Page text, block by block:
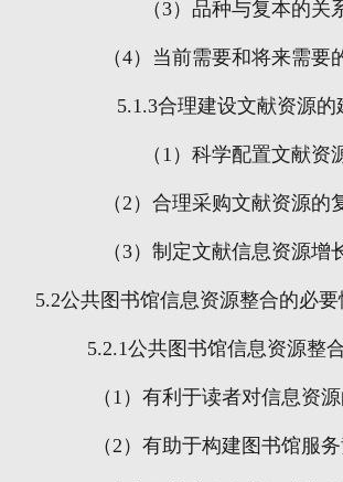
（3）品种与复本的关
（4）当前需要和将来需要
5.1.3合理建设文献资源的
（ 1 ）科学配置文献资
（2 ）合理采购文献资源的
（3）制定文献信息资源增
5.2公共图书馆信息资源整合的必
5.2.1公共图书馆信息资源整
（ 1 ）有利于读者对信息资
（2 ）有助于构建图书馆服